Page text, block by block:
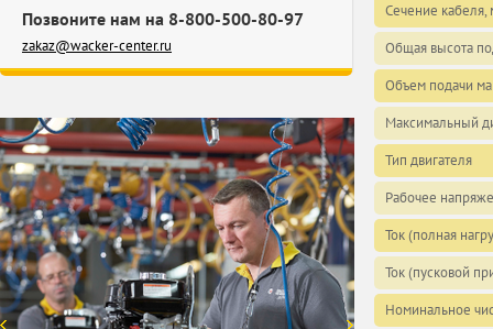
Позвоните нам на 8-800-500-80-97
zakaz@wacker-center.ru
Сечение кабеля,
Общая высота
Объем подачи
Максимальный
Тип двигателя
Рабочее
Ток (полная
Ток (пусковой
Номинальное